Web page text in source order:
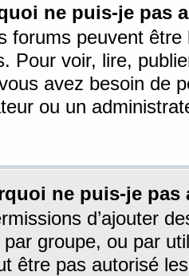
ne puis-je pas
forums peuvent être
Pour voir, lire,
avez besoin de
ou un
ne puis-je
d’ajouter
groupe, ou par
être pas autorisé